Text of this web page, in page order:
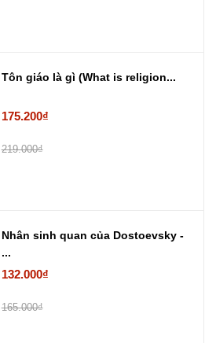
Tôn giáo là gì (What is religion...
175.200₫
219.000₫
Nhân sinh quan của Dostoevsky -
...
132.000₫
165.000₫